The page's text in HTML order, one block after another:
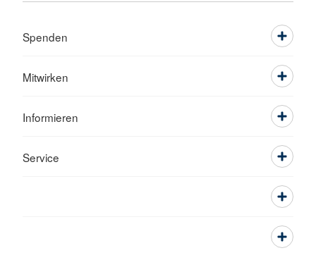
Spenden
Mitwirken
Informieren
Service